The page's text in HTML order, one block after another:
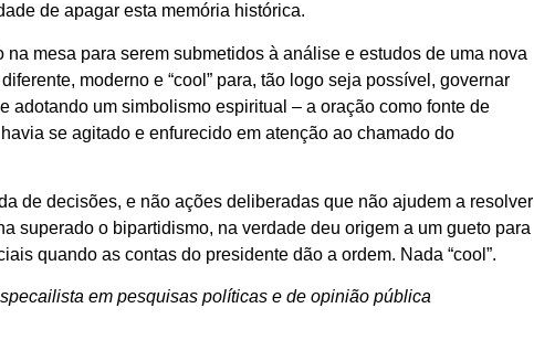
de apagar esta memória histórica.
mesa para serem submetidos à análise e estudos de uma nova
moderno e “cool” para, tão logo seja possível, governar
adotando um simbolismo espiritual – a oração como fonte de
se agitado e enfurecido em atenção ao chamado do
de decisões, e não ações deliberadas que não ajudem a resolver
superado o bipartidismo, na verdade deu origem a um gueto para
quando as contas do presidente dão a ordem. Nada “cool”.
em pesquisas políticas e de opinião pública